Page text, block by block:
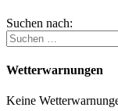
Suchen nach:
Wetterwarnungen
Keine